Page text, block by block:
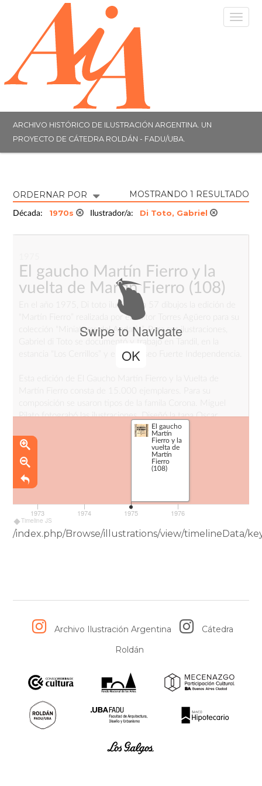
ARCHIVO HISTÓRICO DE ILUSTRACIÓN ARGENTINA. UN
PROYECTO DE CÁTEDRA ROLDÁN - FADU/UBA.
ORDERNAR POR MOSTRANDO 1 RESULTADO
Década: 1970s Ilustrador/a: Di Toto, Gabriel
El gaucho Martín Fierro y la
vuelta de Martín Fierro (108)
En el año 1975, Di toto ilustra con 57 dibujos la edición de
“Martín Fierro” realizada por el editor Torres Agüero para su
colección “Miniaturas del Andarín”. Para sus ilustraciones,
Gabriel di Toto se documentó y trabajó en Tandil, en la
estancia “Los Cerrillos” y en el Museo Fuerte Independencia.
Pilato fotograbó las ilustraciones. Diseñó la tapa Oscar
Smoje.Torres & Tores hicieron las películas para la impresión
en offset. La edición estuvo al cuidado de Roy
Bartholomew.
La impresión estuvo a cargo de la Imprenta de los Buenos
Ayres S.A. (Rondeau 3274, Buenos Aires.) Los trabajos de
impresión y encuadernación se terminaron el 20 de mayo
de 1975.
Swipe to Navigate
OK
Timeline JS
El gaucho
Martín
Fierro y la
vuelta de
Martín
Fierro
(108)
1973 1974 1975 1976
/index.php/Browse/illustrations/view/timelineData/
Archivo Ilustración Argentina
Cátedra
Roldán